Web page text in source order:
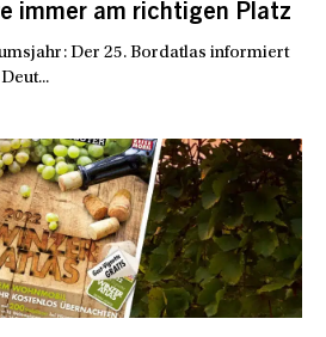
immer am richtigen Platz
Der 25. Bordatlas informiert